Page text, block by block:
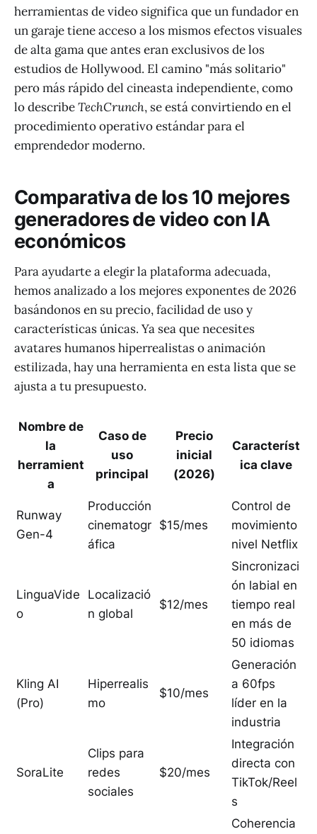
herramientas de video significa que un fundador en
un garaje tiene acceso a los mismos efectos visuales
de alta gama que antes eran exclusivos de los
estudios de Hollywood. El camino "más solitario"
pero más rápido del cineasta independiente, como
lo describeTechCrunch, se está convirtiendo en el
procedimiento operativo estándar para el
emprendedor moderno.
Comparativa de los 10 mejores
generadores de video con IA
económicos
Para ayudarte a elegir la plataforma adecuada,
hemos analizado a los mejores exponentes de 2026
basándonos en su precio, facilidad de uso y
características únicas. Ya sea que necesites
avatares humanos hiperrealistas o animación
estilizada, hay una herramienta en esta lista que se
ajusta a tu presupuesto.
Nombre de
la
herramient
a
Caso de
uso
principal
Precio
inicial
(2026)
Característ
ica clave
Runway
Gen-4
Producción
cinematogr
áfica
$15/mes
Control de
movimiento
nivel Netflix
LinguaVide
o
Localizació
n global
$12/mes
Sincronizaci
ón labial en
tiempo real
en más de
50 idiomas
Kling AI
(Pro)
Hiperrealis
mo
$10/mes
Generación
a 60fps
líder en la
industria
SoraLite
Clips para
redes
sociales
$20/mes
Integración
directa con
TikTok/Reel
s
Coherencia